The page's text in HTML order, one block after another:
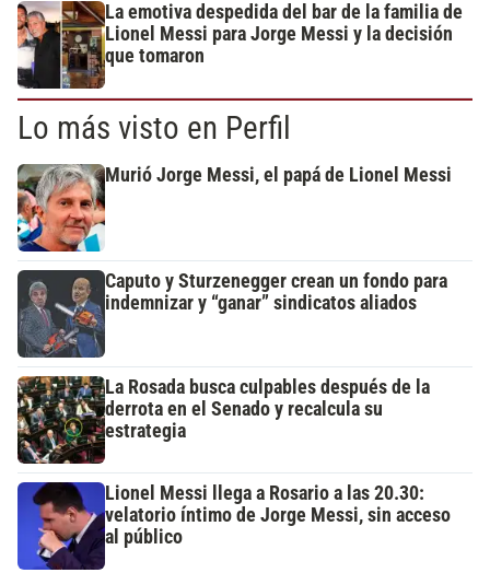
La emotiva despedida del bar de la familia de
Lionel Messi para Jorge Messi y la decisión
que tomaron
Lo más visto en Perfil
Murió Jorge Messi, el papá de Lionel Messi
Caputo y Sturzenegger crean un fondo para
indemnizar y “ganar” sindicatos aliados
La Rosada busca culpables después de la
derrota en el Senado y recalcula su
estrategia
Lionel Messi llega a Rosario a las 20.30:
velatorio íntimo de Jorge Messi, sin acceso
al público